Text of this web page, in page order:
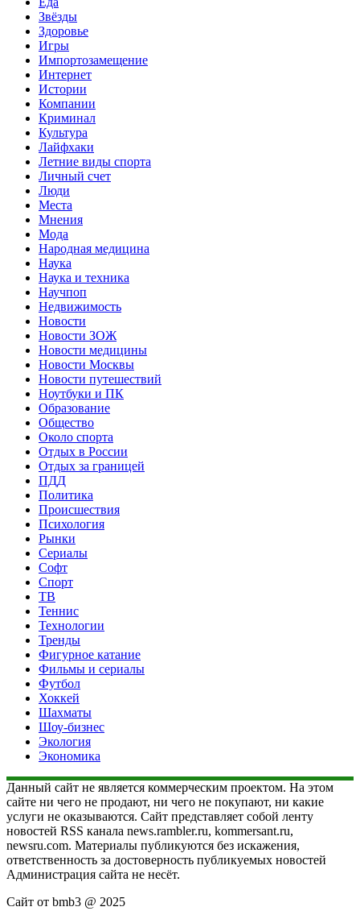
Звёзды
Здоровье
Игры
Импортозамещение
Интернет
Истории
Компании
Криминал
Культура
Лайфхаки
Летние виды спорта
Личный счет
Люди
Места
Мнения
Мода
Народная медицина
Наука
Наука и техника
Научпоп
Недвижимость
Новости
Новости ЗОЖ
Новости медицины
Новости Москвы
Новости путешествий
Ноутбуки и ПК
Образование
Общество
Около спорта
Отдых в России
Отдых за границей
ПДД
Политика
Происшествия
Психология
Рынки
Сериалы
Софт
Спорт
ТВ
Теннис
Технологии
Тренды
Фигурное катание
Фильмы и сериалы
Футбол
Хоккей
Шахматы
Шоу-бизнес
Экология
Экономика
Данный сайт не является коммерческим проектом. На этом
сайте ни чего не продают, ни чего не покупают, ни какие
услуги не оказываются. Сайт представляет собой ленту
новостей RSS канала news.rambler.ru, kommersant.ru,
newsru.com. Материалы публикуются без искажения,
ответственность за достоверность публикуемых новостей
Администрация сайта не несёт.
Сайт от bmb3 @ 2025